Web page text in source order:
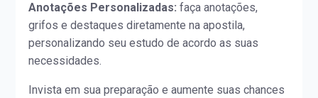
Anotações Personalizadas: faça anotações,
grifos e destaques diretamente na apostila,
personalizando seu estudo de acordo as suas
necessidades.
Invista em sua preparação e aumente suas chances